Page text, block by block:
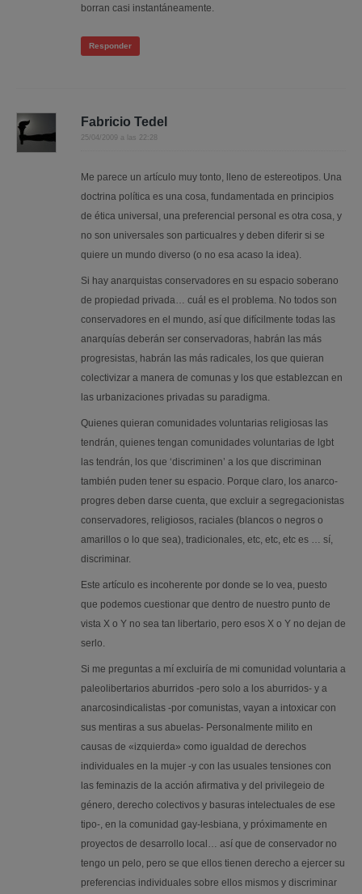
borran casi instantáneamente.
Responder
Fabricio Tedel
25/04/2009 a las 22:28
Me parece un artículo muy tonto, lleno de estereotipos. Una
doctrina política es una cosa, fundamentada en principios
de ética universal, una preferencial personal es otra cosa, y
no son universales son particualres y deben diferir si se
quiere un mundo diverso (o no esa acaso la idea).
Si hay anarquistas conservadores en su espacio soberano
de propiedad privada… cuál es el problema. No todos son
conservadores en el mundo, así que difícilmente todas las
anarquías deberán ser conservadoras, habrán las más
progresistas, habrán las más radicales, los que quieran
colectivizar a manera de comunas y los que establezcan en
las urbanizaciones privadas su paradigma.
Quienes quieran comunidades voluntarias religiosas las
tendrán, quienes tengan comunidades voluntarias de lgbt
las tendrán, los que ‘discriminen’ a los que discriminan
también puden tener su espacio. Porque claro, los anarco-
progres deben darse cuenta, que excluir a segregacionistas
conservadores, religiosos, raciales (blancos o negros o
amarillos o lo que sea), tradicionales, etc, etc, etc es … sí,
discriminar.
Este artículo es incoherente por donde se lo vea, puesto
que podemos cuestionar que dentro de nuestro punto de
vista X o Y no sea tan libertario, pero esos X o Y no dejan de
serlo.
Si me preguntas a mí excluiría de mi comunidad voluntaria a
paleolibertarios aburridos -pero solo a los aburridos- y a
anarcosindicalistas -por comunistas, vayan a intoxicar con
sus mentiras a sus abuelas- Personalmente milito en
causas de «izquierda» como igualdad de derechos
individuales en la mujer -y con las usuales tensiones con
las feminazis de la acción afirmativa y del privilegeio de
género, derecho colectivos y basuras intelectuales de ese
tipo-, en la comunidad gay-lesbiana, y próximamente en
proyectos de desarrollo local… así que de conservador no
tengo un pelo, pero se que ellos tienen derecho a ejercer su
preferencias individuales sobre ellos mismos y discriminar